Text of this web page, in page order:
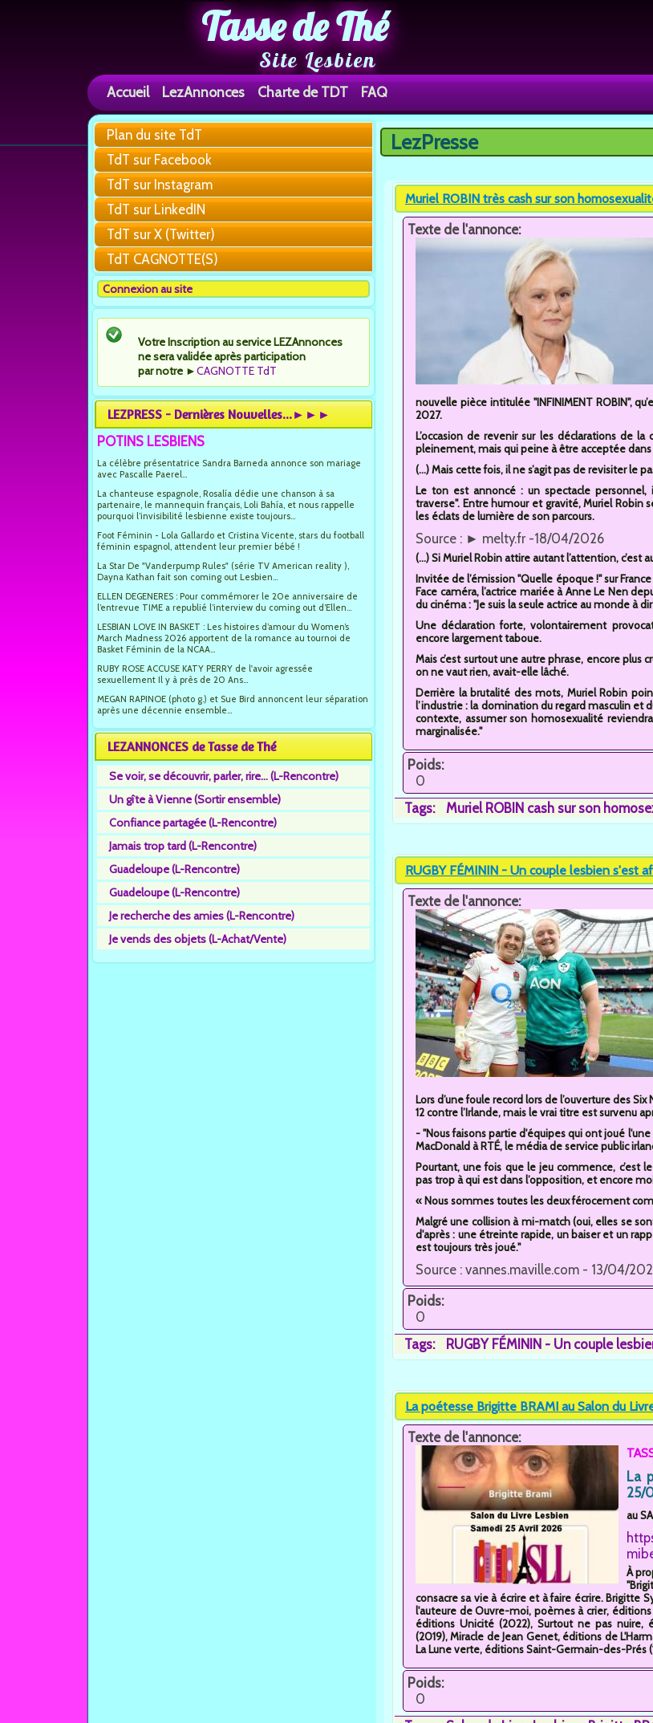
Tasse de Thé
Site Lesbien
Accueil LezAnnonces Charte de TDT FAQ
Plan du site TdT
TdT sur Facebook
TdT sur Instagram
TdT sur LinkedIN
TdT sur X (Twitter)
TdT CAGNOTTE(S)
Connexion au site
Votre Inscription au service LEZAnnonces
ne sera validée après participation
par notre ►CAGNOTTE TdT
LEZPRESS - Dernières Nouvelles...►►►
POTINS LESBIENS
La célèbre présentatrice Sandra Barneda annonce son mariage
avec Pascalle Paerel...
La chanteuse espagnole, Rosalía dédie une chanson à sa
partenaire, le mannequin français, Loli Bahía, et nous rappelle
pourquoi l’invisibilité lesbienne existe toujours...
Foot Féminin - Lola Gallardo et Cristina Vicente, stars du football
féminin espagnol, attendent leur premier bébé !
La Star De "Vanderpump Rules" (série TV American reality ),
Dayna Kathan fait son coming out Lesbien...
ELLEN DEGENERES : Pour commémorer le 20e anniversaire de
l’entrevue TIME a republié l’interview du coming out d’Ellen...
LESBIAN LOVE IN BASKET : Les histoires d’amour du Women’s
March Madness 2026 apportent de la romance au tournoi de
Basket Féminin de la NCAA...
RUBY ROSE ACCUSE KATY PERRY de l'avoir agressée
sexuellement Il y à près de 20 Ans...
MEGAN RAPINOE (photo g.) et Sue Bird annoncent leur séparation
après une décennie ensemble...
LEZANNONCES de Tasse de Thé
Se voir, se découvrir, parler, rire... (L-Rencontre)
Un gîte à Vienne (Sortir ensemble)
Confiance partagée (L-Rencontre)
Jamais trop tard (L-Rencontre)
Guadeloupe (L-Rencontre)
Guadeloupe (L-Rencontre)
Je recherche des amies (L-Rencontre)
Je vends des objets (L-Achat/Vente)
Vous êtes ici
LezPresse
Muriel ROBIN très cash sur son
Texte de l'annonce:
nouvelle pièce intitulée "INFINIMENT ROBIN",
2027.
L’occasion de revenir sur les déclarations de
pleinement, mais qui peine à être acceptée
(...) Mais cette fois, il ne s’agit pas de revisiter le
Le ton est annoncé : un spectacle
traverse". Entre humour et gravité, Muriel Robin
les éclats de lumière de son parcours.
Source : ► melty.fr -18/04/2026
(...) Si Muriel Robin attire autant l’attention, c’est
Invitée de l’émission "Quelle époque !" sur
Face caméra, l’actrice mariée à Anne Le Nen
du cinéma : "Je suis la seule actrice au monde à
Une déclaration forte, volontairement
encore largement taboue.
Mais c’est surtout une autre phrase, encore plus
on ne vaut rien, avait-elle lâché.
Derrière la brutalité des mots, Muriel Robin
l’industrie : la domination du regard masculin et
contexte, assumer son homosexualité
marginalisée."
Poids:
0
Tags:
Muriel ROBIN cash sur son
RUGBY FÉMININ - Un couple lesbien s'est
Texte de l'annonce:
Lors d’une foule record lors de l’ouverture des
12 contre l’Irlande, mais le vrai titre est survenu
- "Nous faisons partie d'équipes qui ont joué
MacDonald à RTÉ, le média de service public
Pourtant, une fois que le jeu commence, c’est
pas trop à qui est dans l’opposition, et encore
« Nous sommes toutes les deux férocement
Malgré une collision à mi-match (oui, elles se
d'après : une étreinte rapide, un baiser et un
est toujours très joué."
Source : vannes.maville.com - 13/04/
Poids:
0
Tags:
RUGBY FÉMININ - Un couple
La poétesse Brigitte BRAMI au Salon du
Texte de l'annonce:
La
25/
au
À
consacre sa vie à écrire et à faire écrire. Brigitte
l'auteure de Ouvre-moi, poèmes à crier,
éditions Unicité (2022), Surtout ne pas nuire,
(2019), Miracle de Jean Genet, éditions de
La Lune verte, éditions Saint-Germain-des-Prés
Poids:
0